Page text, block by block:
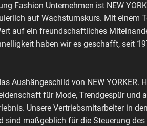
Fashion Unternehmen ist NEW
auf Wachstumskurs. Mit einem
auf ein freundschaftliches
haben wir es geschafft, seit
Aushängeschild von NEW
für Mode, Trendgespür und
Unsere Vertriebsmitarbeiter in
sind maßgeblich für die Steuerung